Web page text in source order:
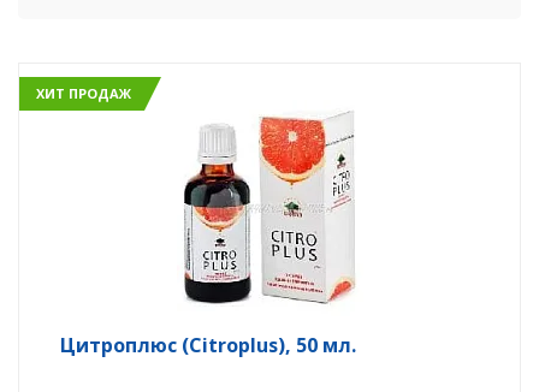
ХИТ ПРОДАЖ
Цитроплюс (Citroplus), 50 мл.